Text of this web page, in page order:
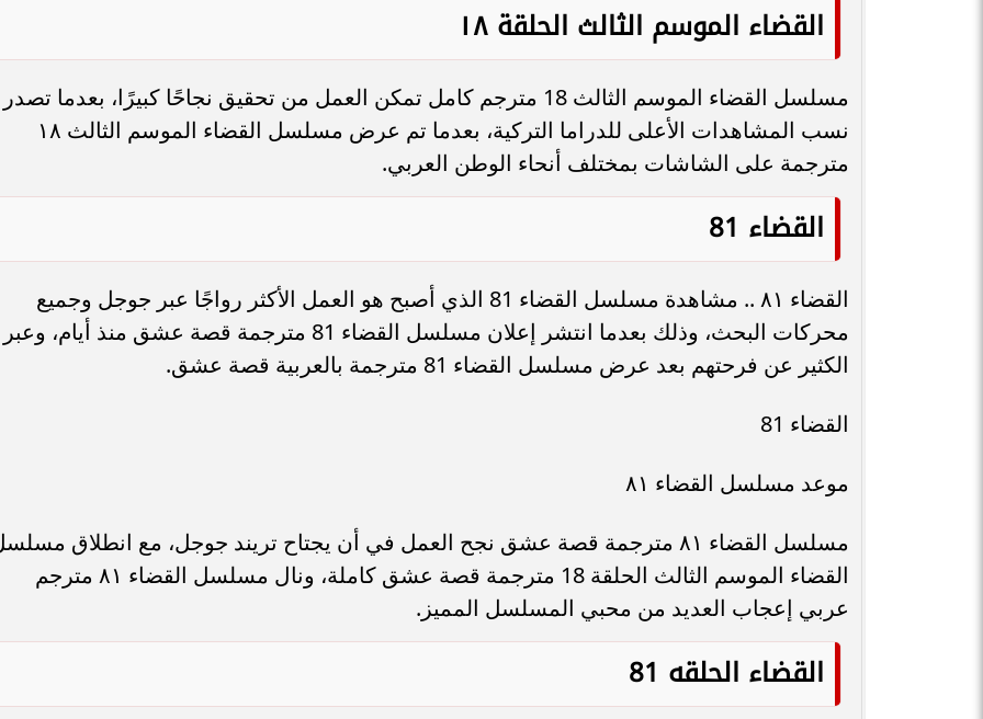
القضاء الموسم الثالث الحلقة ١٨
مسلسل القضاء الموسم الثالث 18 مترجم كامل تمكن العمل من تحقيق نجاحًا كبيرًا، بعدما تصدر
نسب المشاهدات الأعلى للدراما التركية، بعدما تم عرض مسلسل القضاء الموسم الثالث ١٨
مترجمة على الشاشات بمختلف أنحاء الوطن العربي.
القضاء 81
القضاء ٨١ .. مشاهدة مسلسل القضاء 81 الذي أصبح هو العمل الأكثر رواجًا عبر جوجل وجميع
محركات البحث، وذلك بعدما انتشر إعلان مسلسل القضاء 81 مترجمة قصة عشق منذ أيام، وعبر
الكثير عن فرحتهم بعد عرض مسلسل القضاء 81 مترجمة بالعربية قصة عشق.
القضاء 81
موعد مسلسل القضاء ٨١
مسلسل القضاء ٨١ مترجمة قصة عشق نجح العمل في أن يجتاح تريند جوجل، مع انطلاق
القضاء الموسم الثالث الحلقة 18 مترجمة قصة عشق كاملة، ونال مسلسل القضاء ٨١ مترجم
عربي إعجاب العديد من محبي المسلسل المميز.
القضاء الحلقه 81